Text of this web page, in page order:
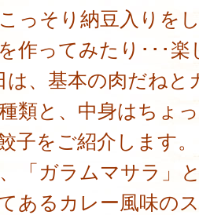
っそり納豆入りを
作ってみたり･･･楽
は、基本の肉だねと
類と、中身はちょ
子をご紹介します
「ガラムマサラ」
あるカレー風味の